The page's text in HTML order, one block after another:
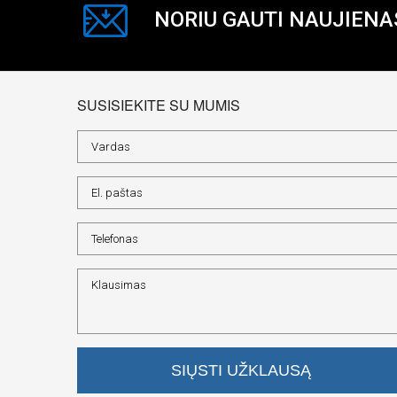
NORIU GAUTI
SUSISIEKITE SU MUMIS
SIŲSTI UŽKLAUSĄ